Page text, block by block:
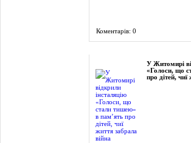
Коментарів: 0
У Житомирі
«Голоси, що
про дітей, чиї